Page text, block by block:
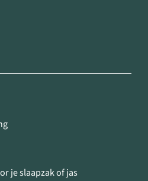
je slaapzak of jas